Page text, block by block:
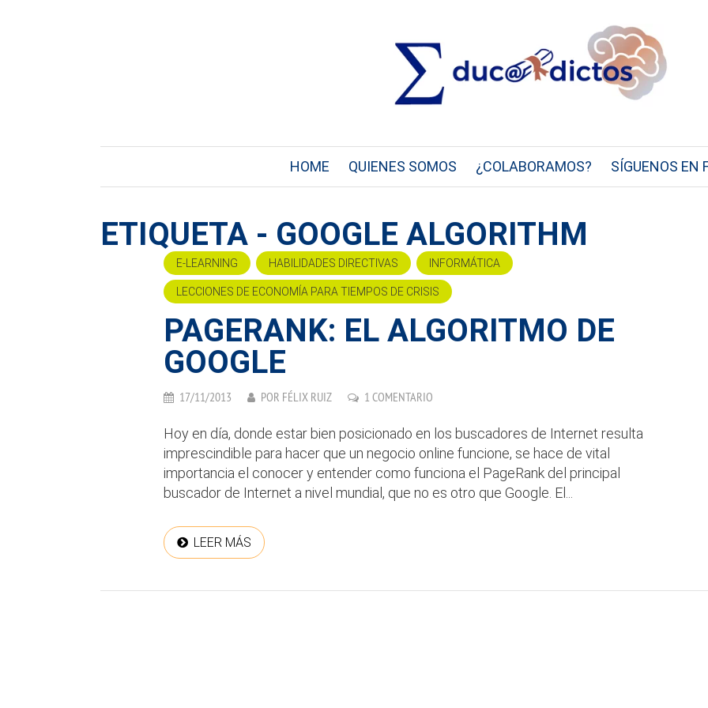
HOME QUIENES SOMOS ¿COLABORAMOS? SÍGUENOS EN
ETIQUETA - GOOGLE ALGORITHM
E-LEARNING HABILIDADES DIRECTIVAS INFORMÁTICA
LECCIONES DE ECONOMÍA PARA TIEMPOS DE CRISIS
PAGERANK: EL ALGORITMO DE
GOOGLE
17/11/2013 POR FÉLIX RUIZ 1 COMENTARIO
Hoy en día, donde estar bien posicionado en los buscadores de Internet resulta
imprescindible para hacer que un negocio online funcione, se hace de vital
importancia el conocer y entender como funciona el PageRank del principal
buscador de Internet a nivel mundial, que no es otro que Google. El...
LEER MÁS